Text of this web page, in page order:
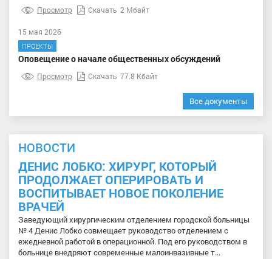
Просмотр Скачать 2 Мбайт
15 мая 2026
ПРОЕКТЫ
Оповещение о начале общественных обсуждений
Просмотр Скачать 77.8 Кбайт
Все документы
НОВОСТИ
ДЕНИС ЛОБКО: ХИРУРГ, КОТОРЫЙ
ПРОДОЛЖАЕТ ОПЕРИРОВАТЬ И
ВОСПИТЫВАЕТ НОВОЕ ПОКОЛЕНИЕ
ВРАЧЕЙ
Заведующий хирургическим отделением городской больницы
№ 4 Денис Лобко совмещает руководство отделением с
ежедневной работой в операционной. Под его руководством в
больнице внедряют современные малоинвазивные т...